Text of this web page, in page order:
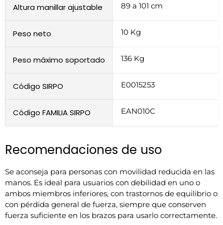
Altura manillar ajustable 89 a 101 cm
Peso neto 10 Kg
Peso máximo soportado 136 Kg
Código SIRPO E0015253
Código FAMILIA SIRPO EAN010C
Recomendaciones de uso
Se aconseja para personas con movilidad reducida en las
manos. Es ideal para usuarios con debilidad en uno o
ambos miembros inferiores, con trastornos de equilibrio o
con pérdida general de fuerza, siempre que conserven
fuerza suficiente en los brazos para usarlo correctamente.